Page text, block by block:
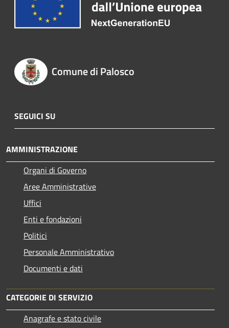
Comune di Palosco
SEGUICI SU
AMMINISTRAZIONE
Organi di Governo
Aree Amministrative
Uffici
Enti e fondazioni
Politici
Personale Amministrativo
Documenti e dati
CATEGORIE DI SERVIZIO
Anagrafe e stato civile